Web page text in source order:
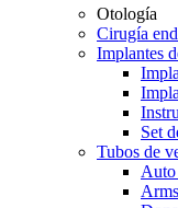
Otología
Cirugía
Implantes
Set
Tubos de
Auto